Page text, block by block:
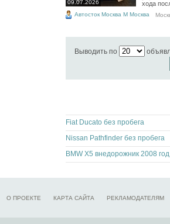
09.07.2026
хода
Автосток Москва М Москва
Выводить по
Fiat Ducato без пробега
Nissan Pathfinder без пробега
О ПРОЕКТЕ КАРТА САЙТА РЕКЛАМОДАТЕЛЯМ